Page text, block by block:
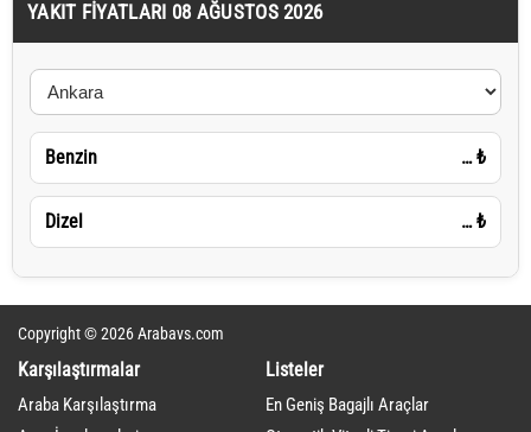
YAKIT FIYATLARI 08 AĞUSTOS 2026
Benzin … ₺
Dizel … ₺
Copyright © 2026 Arabavs.com
Karşılaştırmalar
Araba Karşılaştırma
Listeler
En Geniş Bagajlı Araçlar